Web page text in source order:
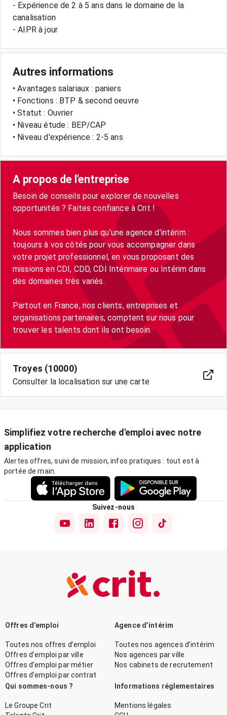
- Expérience de 2 à 5 ans dans le domaine de la
canalisation
- AIPR à jour
Autres informations
• Avantages salariaux : paniers
• Fonctions : BTP & second oeuvre
• Statut : Ouvrier
• Niveau étude : BEP/CAP
• Niveau d'expérience : 2-5 ans
A propos de l'entreprise
Besoin de conseils pour explorer de nouvelles
opportunités ? Faites confiance à Crit !
Nous sommes bien plus qu’une agence d’intérim :
toujours à vos côtés pour vous accompagner dans
votre projet professionnel, en vous proposant des
missions en CDI, CDD, CDI Intérimaire ou Intérim dans
des domaines très variés.
Partout en France, nos clients, entreprises et
organisations partenaires, comptent sur nous pour
trouver les talents dont ils ont besoin.
Troyes (10000)
Consulter la localisation sur une carte
Simplifiez votre recherche d'emploi avec notre
application
Alertes offres, suivi de mission, infos pratiques : tout est à
portée de main.
Suivez-nous
Offres d’emploi
Toutes nos offres d’emploi
Offres d’emploi par ville
Offres d’emploi par métier
Offres d’emploi par contrat
Agence d’intérim
Toutes nos agences d’intérim
Nos agences par ville
Nos cabinets de recrutement
Qui sommes-nous ?
Le Groupe Crit
Informations réglementaires
Mentions légales